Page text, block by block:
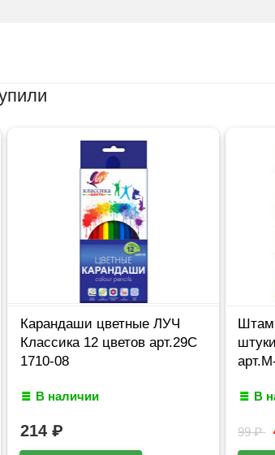
Карандаши цветные ЛУЧ
Классика 12 цветов арт.29С
1710-08
В наличии
214 ₽
В
99₽